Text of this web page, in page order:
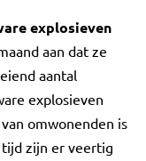
explosieven
aan dat ze
aantal
explosieven
omwonenden is
zijn er veertig